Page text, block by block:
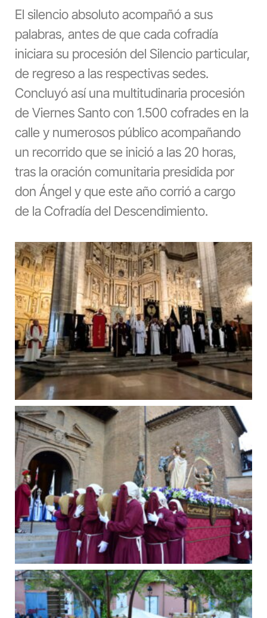
El silencio absoluto acompañó a sus
palabras, antes de que cada cofradía
iniciara su procesión del Silencio particular,
de regreso a las respectivas sedes.
Concluyó así una multitudinaria procesión
de Viernes Santo con 1.500 cofrades en la
calle y numerosos público acompañando
un recorrido que se inició a las 20 horas,
tras la oración comunitaria presidida por
don Ángel y que este año corrió a cargo
de la Cofradía del Descendimiento.